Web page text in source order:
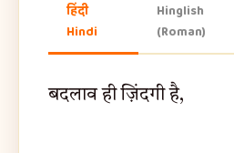
हिंदी
Hindi
Hinglish
(Roman)
बदलाव ही ज़िंदगी है,